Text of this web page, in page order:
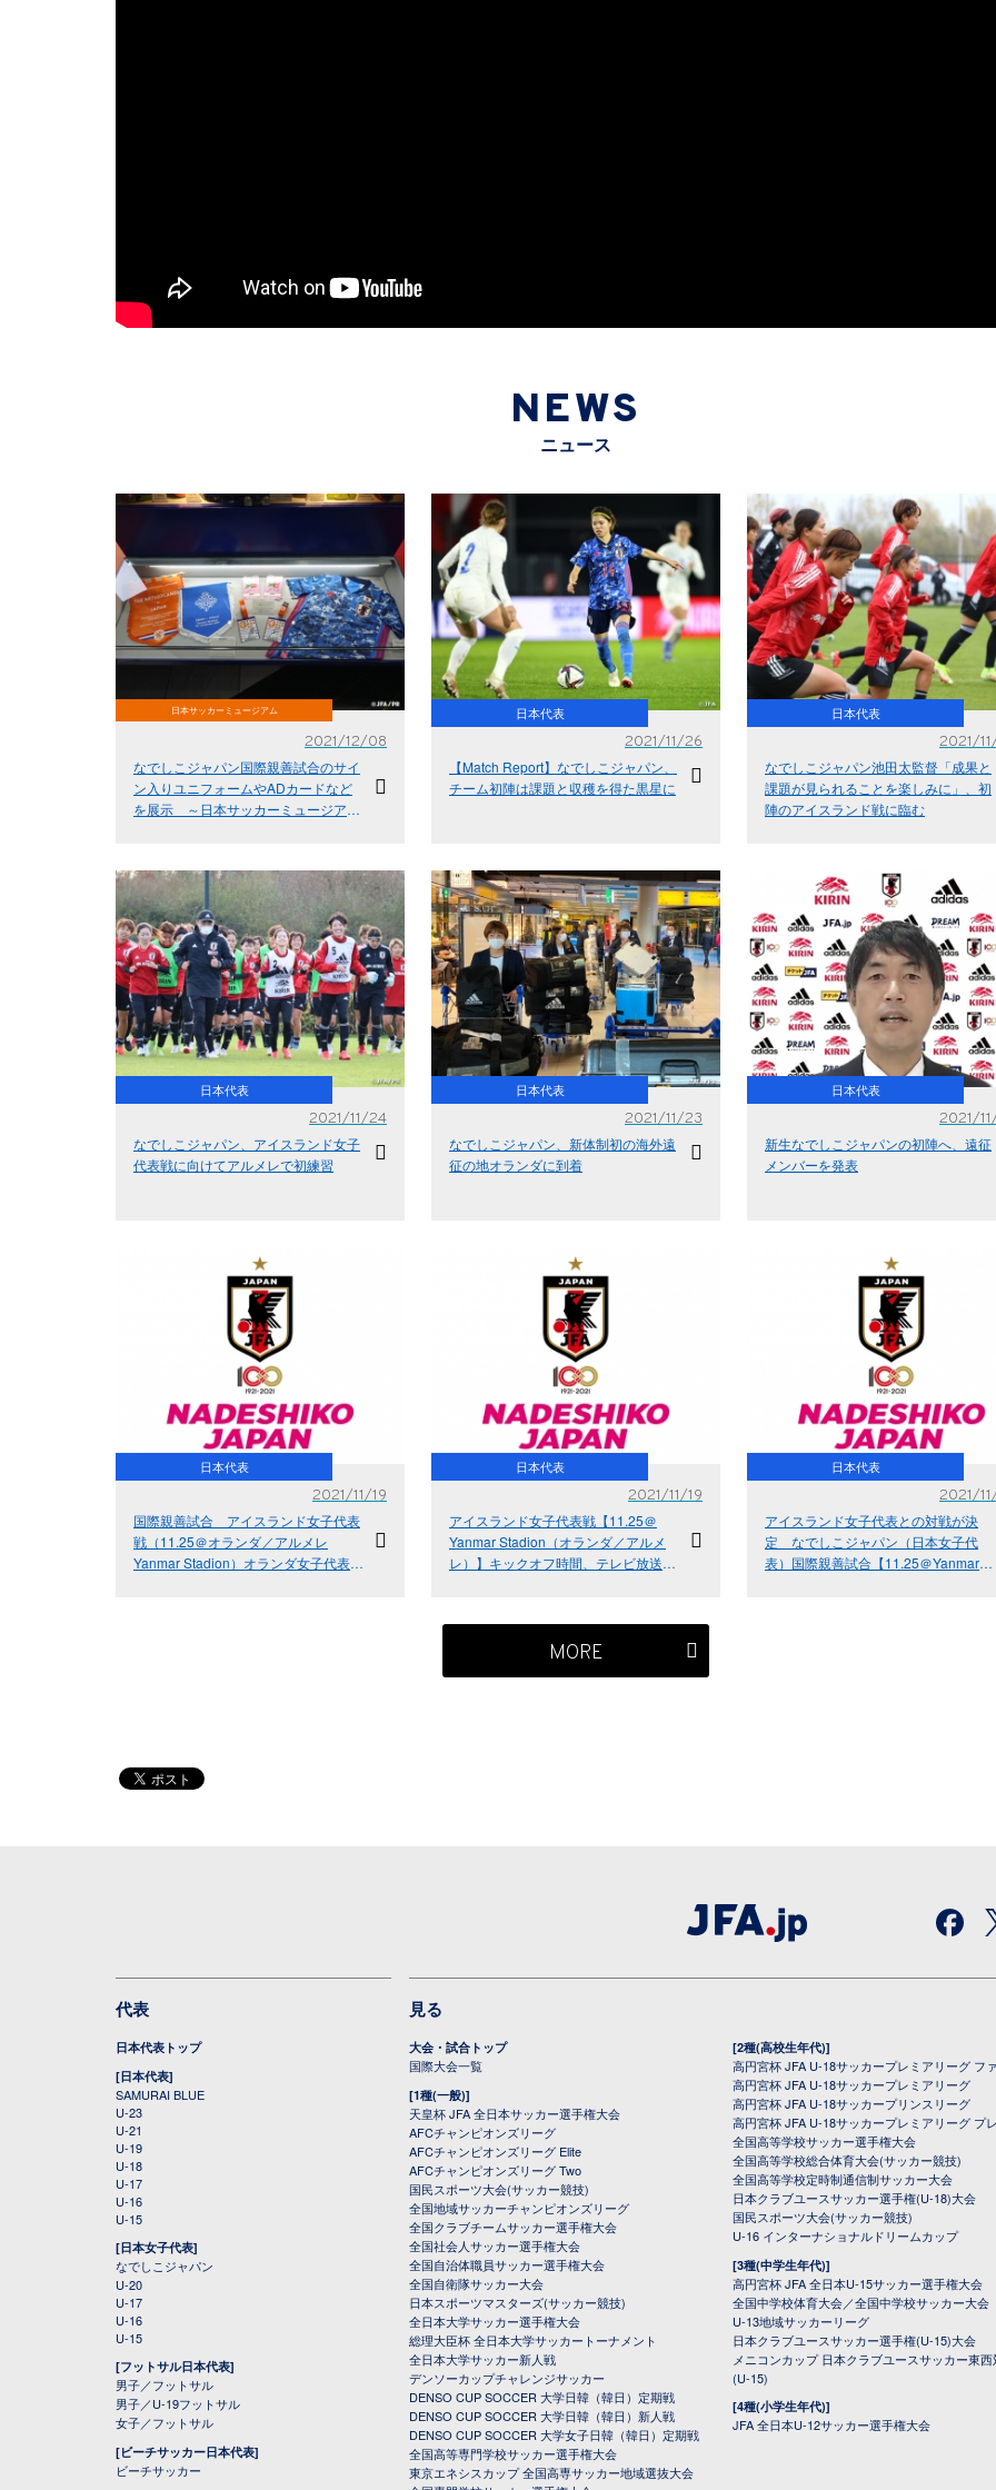
NEWS
ニュース
日本サッカーミュージアム
2021/12/08
なでしこジャパン国際親善試合のサイ
ン入りユニフォームやADカードなど
を展示 ～日本サッカーミュージアム
日本代表
2021/11/26
【Match Report】なでしこジャパン、
チーム初陣は課題と収穫を得た黒星に
日本代表
2021/
なでしこジャパン池田太監督「成果と
課題が見られることを楽しみに」、初
陣のアイスランド戦に臨む
日本代表
2021/11/24
なでしこジャパン、アイスランド女子
代表戦に向けてアルメレで初練習
日本代表
2021/11/23
なでしこジャパン、新体制初の海外遠
征の地オランダに到着
日本代表
2021/
新生なでしこジャパンの初陣へ、遠征
メンバーを発表
日本代表
2021/11/19
国際親善試合 アイスランド女子代表
戦（11.25＠オランダ／アルメレ
Yanmar Stadion）オランダ女子代表戦
日本代表
2021/11/19
アイスランド女子代表戦【11.25＠
Yanmar Stadion（オランダ／アルメ
レ）】キックオフ時間、テレビ放送決
グ）】テレビ放送決定のお知らせ な
でしこジャパン（日本女子代表）国際
日本代表
2021/
アイスランド女子代表との対戦が決
定 なでしこジャパン（日本女子代
表）国際親善試合【11.25＠Yanmar
MORE
代表
日本代表トップ
[日本代表]
SAMURAI BLUE
U-23
U-21
U-19
U-18
U-17
U-16
U-15
[日本女子代表]
なでしこジャパン
U-20
U-17
U-16
U-15
[フットサル日本代表]
男子／フットサル
男子／U-19フットサル
女子／フットサル
[ビーチサッカー日本代表]
ビーチサッカー
見る
大会・試合トップ
国際大会一覧
[1種(一般)]
天皇杯 JFA 全日本サッカー選手権大会
AFCチャンピオンズリーグ
AFCチャンピオンズリーグ Elite
AFCチャンピオンズリーグ Two
国民スポーツ大会(サッカー競技)
全国地域サッカーチャンピオンズリーグ
全国クラブチームサッカー選手権大会
全国社会人サッカー選手権大会
全国自治体職員サッカー選手権大会
全国自衛隊サッカー大会
日本スポーツマスターズ(サッカー競技)
全日本大学サッカー選手権大会
総理大臣杯 全日本大学サッカートーナメント
全日本大学サッカー新人戦
デンソーカップチャレンジサッカー
DENSO CUP SOCCER 大学日韓（韓日）定期戦
DENSO CUP SOCCER 大学日韓（韓日）新人戦
DENSO CUP SOCCER 大学女子日韓（韓日）定期戦
全国高等専門学校サッカー選手権大会
東京エネシスカップ 全国高専サッカー地域選抜大会
[2種(高校生年代)]
高円宮杯 JFA U-18サッカープレミアリーグ フ
高円宮杯 JFA U-18サッカープレミアリーグ
高円宮杯 JFA U-18サッカープリンスリーグ
高円宮杯 JFA U-18サッカープレミアリーグ プ
全国高等学校サッカー選手権大会
全国高等学校総合体育大会(サッカー競技)
全国高等学校定時制通信制サッカー大会
日本クラブユースサッカー選手権(U-18)大会
国民スポーツ大会(サッカー競技)
U-16 インターナショナルドリームカップ
[3種(中学生年代)]
高円宮杯 JFA 全日本U-15サッカー選手権大会
全国中学校体育大会／全国中学校サッカー大会
U-13地域サッカーリーグ
日本クラブユースサッカー選手権(U-15)大会
メニコンカップ 日本クラブユースサッカー東
(U-15)
[4種(小学生年代)]
JFA 全日本U-12サッカー選手権大会